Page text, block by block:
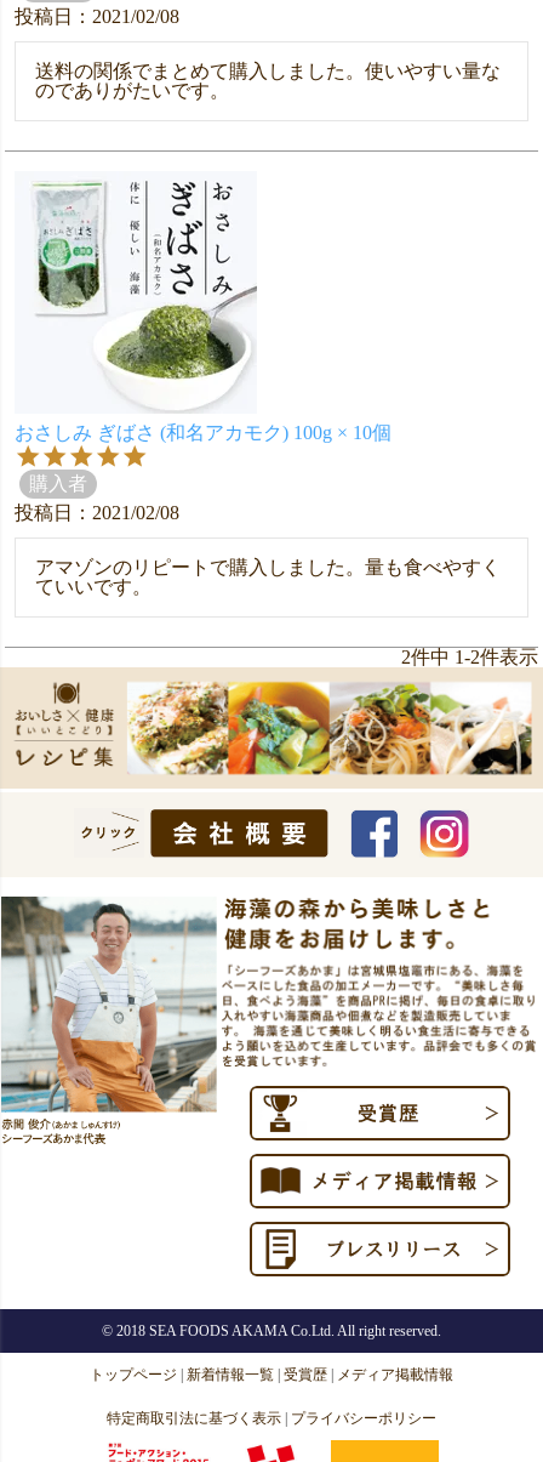
投稿日
2021/02/08
送料の関係でまとめて購入しました。使いやすい量な
のでありがたいです。
おさしみ ぎばさ (和名アカモク) 100g × 10個
購入者
投稿日
2021/02/08
アマゾンのリピートで購入しました。量も食べやすく
ていいです。
2件中 1-2件表示
© 2018 SEA FOODS AKAMA Co.Ltd. All right reserved.
トップページ | 新着情報一覧 | 受賞歴 | メディア掲載情報
特定商取引法に基づく表示 | プライバシーポリシー